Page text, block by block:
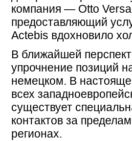
компания — Otto
предоставляющий
Actebis вдохновило
В ближайшей
упрочнение позиций
немецком. В
всех
существует
контактов за
регионах.